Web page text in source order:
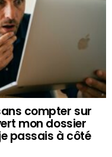
compter sur
mon dossier
passais à côté